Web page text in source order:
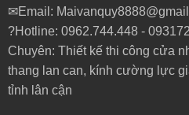
✉Email:
?Hotline: 0962.744.448 -
Chuyên: Thiết kế thi công cửa
thang lan can, kính cường lực
tỉnh lân cận